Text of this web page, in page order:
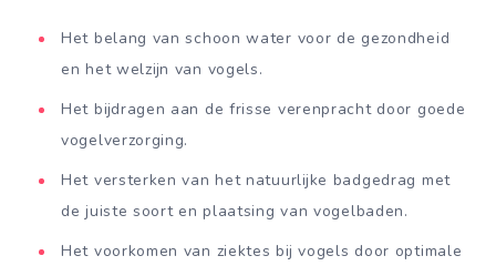
Het belang van schoon water voor de gezondheid
en het welzijn van vogels.
Het bijdragen aan de frisse verenpracht door goede
vogelverzorging.
Het versterken van het natuurlijke badgedrag met
de juiste soort en plaatsing van vogelbaden.
Het voorkomen van ziektes bij vogels door optimale